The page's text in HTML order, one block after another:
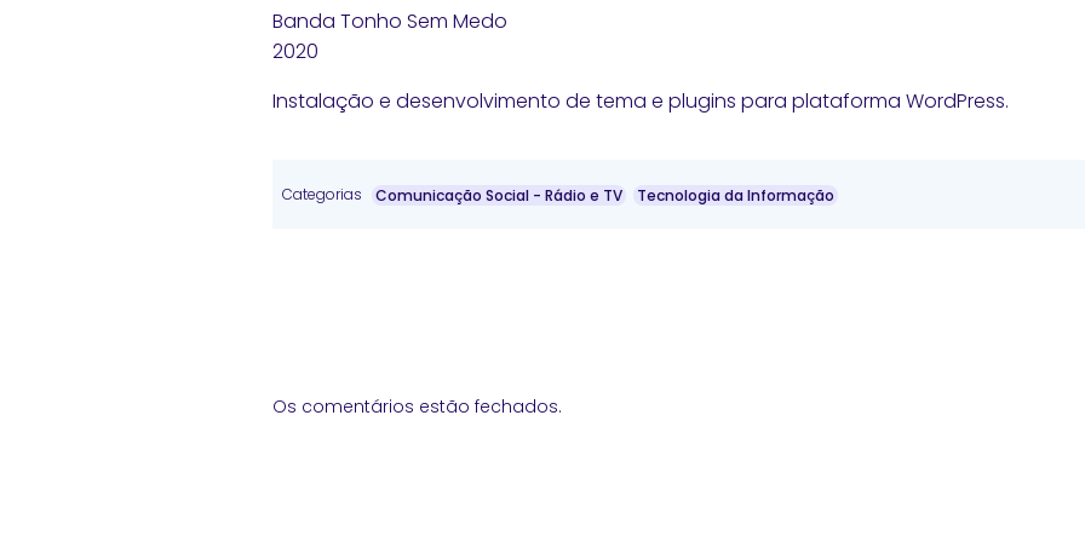
Banda Tonho Sem Medo
2020
Instalação e desenvolvimento de tema e plugins para plataforma WordPress.
Categorias Comunicação Social - Rádio e TV Tecnologia da Informação
Os comentários estão fechados.